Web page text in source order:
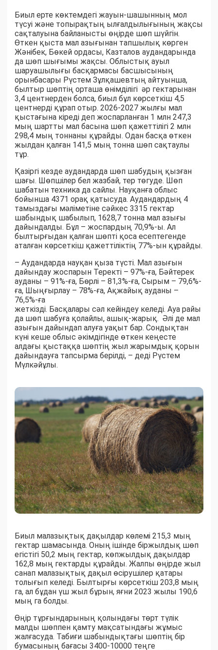
Биыл ерте көктемдегі жауын-шашынның мол
түсуі және топырақтың ылғалдылығының жақсы
сақталуына байланысты өңірде шөп шүйгін.
Өткен қыста мал азығынан тапшылық көрген
Жәнібек, Бөкей ордасы, Казталов аудандарында
да шөп шығымы жақсы. Облыстық ауыл
шаруашылығы басқармасы басшысының
орынбасары Рүстем Зұлқашевтың айтуынша,
былтыр шөптің орташа өнімділігі әр гектарынан
3,4 центнерден болса, биыл бұл көрсеткіш 4,5
центнерді құрап отыр. 2026-2027 жылғы мал
қыстағына кіреді деп жоспарланған 1 млн 247,3
мың шартты мал басына шөп қажеттілігі 2 млн
298,4 мың тоннаны құрайды. Одан басқа өткен
жылдан қалған 141,5 мың тонна шөп сақтаулы
тұр.
Қазіргі кезде аудандарда шөп шабудың қызған
шағы. Шөпшілер бел жазбай, тер төгуде. Шөп
шабатын техника да сайлы. Науқанға облыс
бойынша 4371 орақ қатысуда. Аудандардың 4
тамыздағы мәліметіне сәйкес 3315 гектар
шабындық шабылып, 1628,7 тонна мал азығы
дайындалды. Бұл – жоспардың 70,9%-ы. Ал
былтырғыдан қалған шөпті қоса есептегенде
аталған көрсеткіш қажеттіліктің 77%-ын құрайды.
– Аудандарда науқан қыза түсті. Мал азығын
дайындау жоспарын Теректі – 97%-ға, Бәйтерек
ауданы – 91%-ға, Бөрлі – 81,3%-ға, Сырым – 79,6%-
ға, Шыңғырлау – 78%-ға, Ақжайық ауданы –
76,5%-ға
жеткізді. Басқалары сәл кейіндеу келеді. Ауа райы
да шөп шабуға қолайлы, ашық-жарық. Әлі де мал
азығын дайындап алуға уақыт бар. Сондықтан
күні кеше облыс әкімдігінде өткен кеңесте
алдағы қыстаққа шөптің жыл жарымдық қорын
дайындауға тапсырма берілді, – деді Рүстем
Мүлкәйұлы.
Биыл малазықтық дақылдар көлемі 215,3 мың
гектар шамасында. Оның ішінде біржылдық шөп
егістігі 50,2 мың гектар, көпжылдық дақылдар
162,8 мың гектарды құрайды. Жалпы өңірде жыл
санап малазықтық дақыл өсірушілер қатары
толығып келеді. Былтырғы көрсеткіш 203,8 мың
га, ал бұдан үш жыл бұрын, яғни 2023 жылы 190,6
мың га болды.
Өңір тұрғындарының қолындағы төрт түлік
малды шөппен қамту мақсатындағы жұмыс
жалғасуда. Табиғи шабындықтағы шөптің бір
бумасының бағасы 3400-10000 теңге